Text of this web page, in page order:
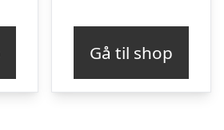
Gå til shop